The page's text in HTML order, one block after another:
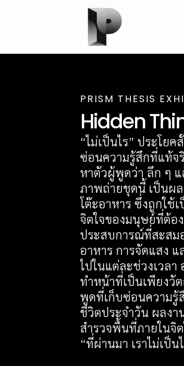
PRISM THESIS
Hidden
“ไม่เป็นไร” ประโย
ซ่อนความรู้สึกที่แท้จ
หาตัวผู้พูดว่า ลึก ๆ แ
ภาพถ่ายชุดนี้ เป็นผ
โต๊ะอาหาร ซึ่งถูกใช้
จิตใจของมนุษย์ที่ต้อ
ประสบการณ์ที่สะสม
อาหาร การจัดแสง
ไปในแต่ละช่วงเวล
ทำหน้าที่เป็นเพียงวั
พูดที่เก็บซ่อนความรู้
ชีวิตประจำวัน ผลง
สำรวจพื้นที่ภายในจิ
“ที่ผ่านมา เราไม่เป็น